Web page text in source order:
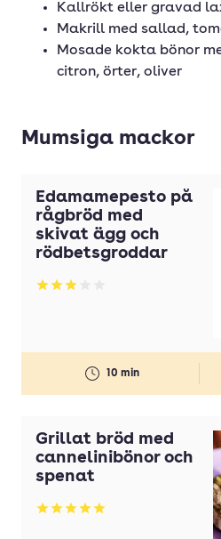
Kallrökt eller gravad
Makrill med sallad,
Mosade kokta bönor
citron, örter, oliver
Mumsiga mackor
Edamamepesto på
rågbröd med
skivat ägg och
rödbetsgroddar
Betyg: 3 av 5
10 min
Grillat bröd med
cannelinibönor och
spenat
Betyg: 5 av 5